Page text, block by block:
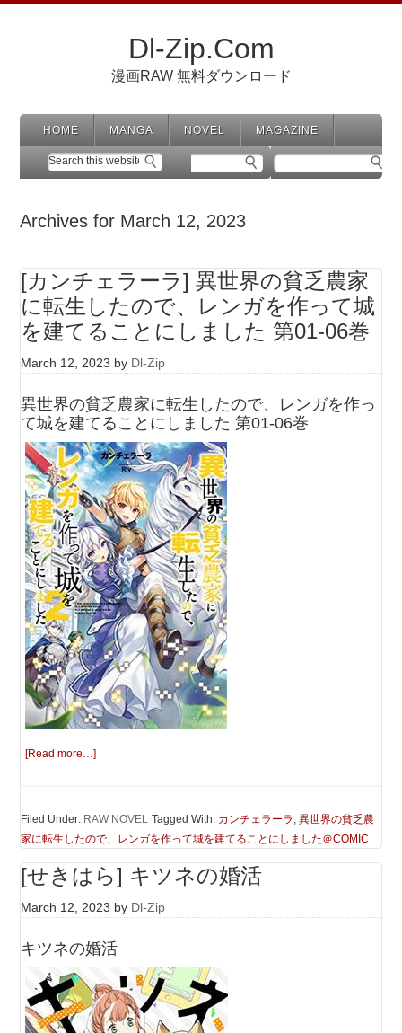
Dl-Zip.Com
漫画RAW 無料ダウンロード
HOME MANGA NOVEL MAGAZINE
Archives for March 12, 2023
[カンチェラーラ] 異世界の貧乏農家
に転生したので、レンガを作って城
を建てることにしました 第01-06巻
March 12, 2023 by Dl-Zip
異世界の貧乏農家に転生したので、レンガを作っ
て城を建てることにしました 第01-06巻
[Read more…]
Filed Under: RAW NOVEL Tagged With: カンチェラーラ ,異世界の貧乏農
家に転生したので、レンガを作って城を建てることにしました＠COMIC
[せきはら] キツネの婚活
March 12, 2023 by Dl-Zip
キツネの婚活